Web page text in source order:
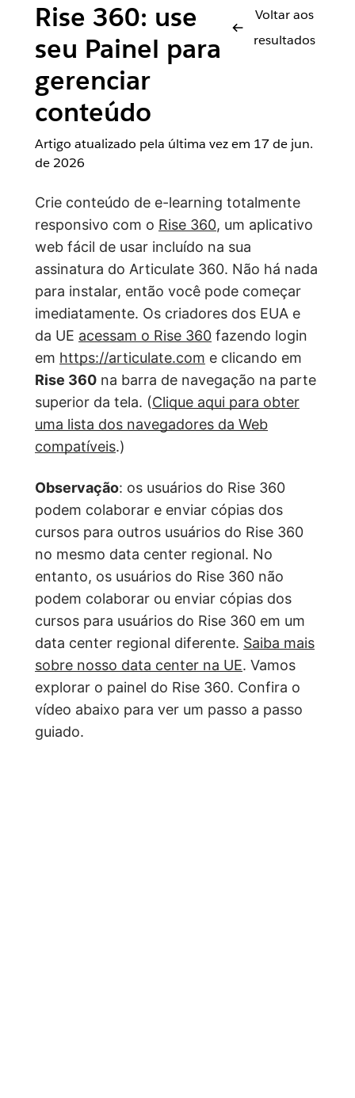
Rise 360: use
seu Painel para
gerenciar
conteúdo
Voltar aos
resultados
Artigo atualizado pela última vez em 17 de jun.
de 2026
Crie conteúdo de e-learning totalmente
responsivo com o Rise 360, um aplicativo
web fácil de usar incluído na sua
assinatura do Articulate 360. Não há nada
para instalar, então você pode começar
imediatamente. Os criadores dos EUA e
da UE acessam o Rise 360 fazendo login
em https://articulate.com e clicando em
Rise 360 na barra de navegação na parte
superior da tela. (Clique aqui para obter
uma lista dos navegadores da Web
compatíveis.)
Observação: os usuários do Rise 360
podem colaborar e enviar cópias dos
cursos para outros usuários do Rise 360
no mesmo data center regional. No
entanto, os usuários do Rise 360 não
podem colaborar ou enviar cópias dos
cursos para usuários do Rise 360 em um
data center regional diferente. Saiba mais
sobre nosso data center na UE. Vamos
explorar o painel do Rise 360. Confira o
vídeo abaixo para ver um passo a passo
guiado.